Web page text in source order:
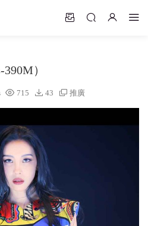
）
715 43 推廣